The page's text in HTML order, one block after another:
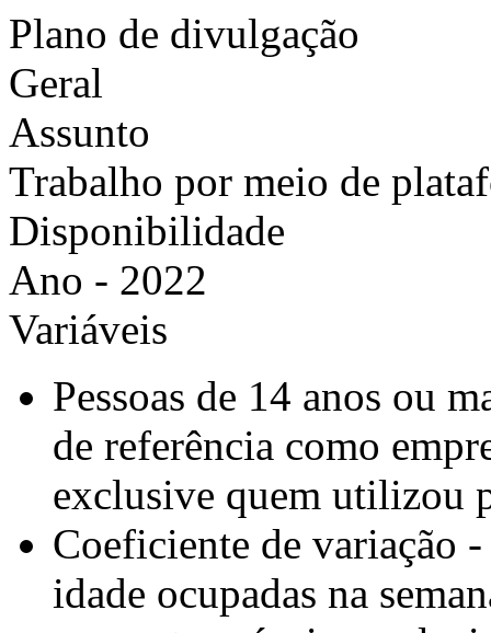
Plano de divulgação
Geral
Assunto
Trabalho por meio de
Disponibilidade
Ano - 2022
Variáveis
Pessoas de 14 anos ou
de referência como
exclusive quem utilizou
Coeficiente de variação -
idade ocupadas na